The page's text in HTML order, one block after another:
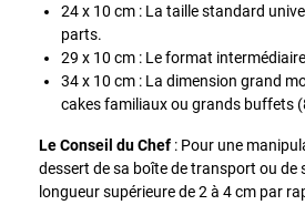
24 x 10 cm : La taille standard
parts.
29 x 10 cm : Le format
34 x 10 cm : La dimension grand
cakes familiaux ou grands buffets
Le Conseil du Chef : Pour une
dessert de sa boîte de transport ou de
longueur supérieure de 2 à 4 cm par